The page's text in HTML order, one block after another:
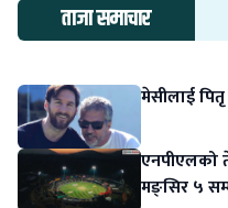
ताजा समाचार
मेसीलाई
एनपीएलको
मङ्सिर ५